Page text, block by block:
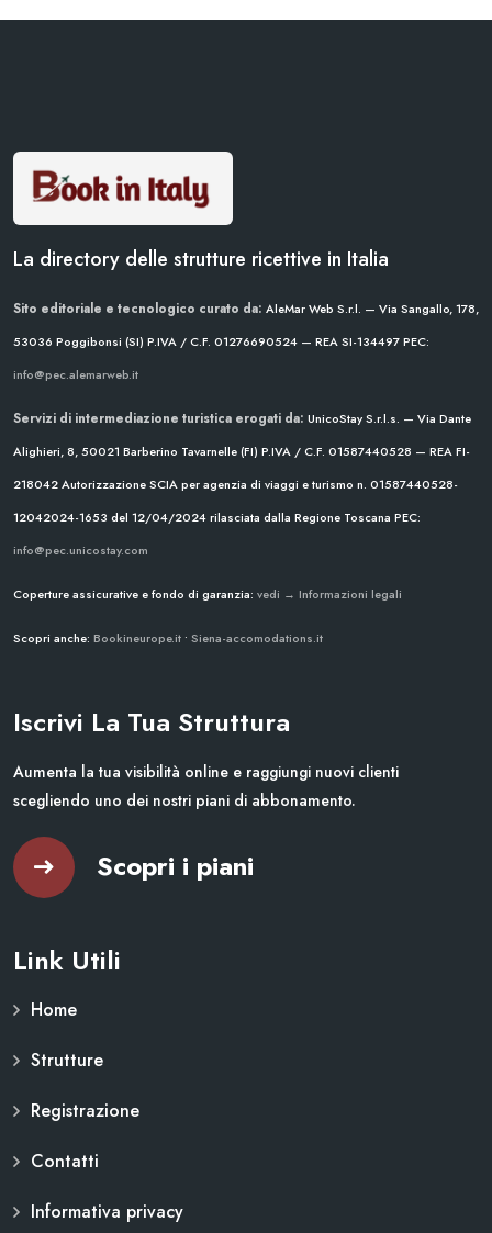
La directory delle strutture ricettive in Italia
Sito editoriale e tecnologico curato da: AleMar Web S.r.l. — Via Sangallo, 178,
53036 Poggibonsi (SI) P.IVA / C.F. 01276690524 — REA SI-134497PEC:
info@pec.alemarweb.it
Servizi di intermediazione turistica erogati da: UnicoStay S.r.l.s. — Via Dante
Alighieri, 8, 50021 Barberino Tavarnelle (FI) P.IVA / C.F. 01587440528 — REA FI-
218042Autorizzazione SCIA per agenzia di viaggi e turismo n. 01587440528-
12042024-1653 del 12/04/2024rilasciata dalla Regione Toscana PEC:
info@pec.unicostay.com
Coperture assicurative e fondo di garanzia: vedi → Informazioni legali
Scopri anche: Bookineurope.it • Siena-accomodations.it
Iscrivi La Tua Struttura
Aumenta la tua visibilità online e raggiungi nuovi clienti
scegliendo uno dei nostri piani di abbonamento.
Scopri i piani
Link Utili
Home
Strutture
Registrazione
Contatti
Informativa privacy